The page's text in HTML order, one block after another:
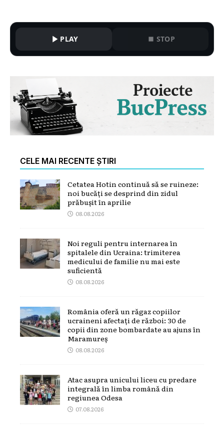
PLAY STOP
CELE MAI RECENTE ȘTIRI
Cetatea Hotin continuă să se ruineze:
noi bucăți se desprind din zidul
prăbușit în aprilie
08.08.2026
Noi reguli pentru internarea în
spitalele din Ucraina: trimiterea
medicului de familie nu mai este
suficientă
08.08.2026
România oferă un răgaz copiilor
ucraineni afectați de război: 30 de
copii din zone bombardate au ajuns în
Maramureș
08.08.2026
Atac asupra unicului liceu cu predare
integrală în limba română din
regiunea Odesa
07.08.2026